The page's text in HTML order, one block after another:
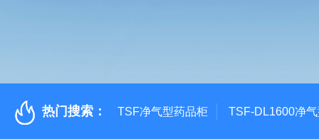
热门搜索： TSF净气型药品柜 TSF-DL1600净